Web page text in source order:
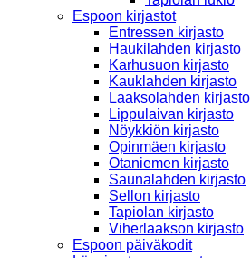
Espoon kirjastot
Entressen kirjasto
Haukilahden kirjasto
Karhusuon kirjasto
Kauklahden kirjasto
Laaksolahden kirjasto
Lippulaivan kirjasto
Nöykkiön kirjasto
Opinmäen kirjasto
Otaniemen kirjasto
Saunalahden kirjasto
Sellon kirjasto
Tapiolan kirjasto
Viherlaakson kirjasto
Espoon päiväkodit